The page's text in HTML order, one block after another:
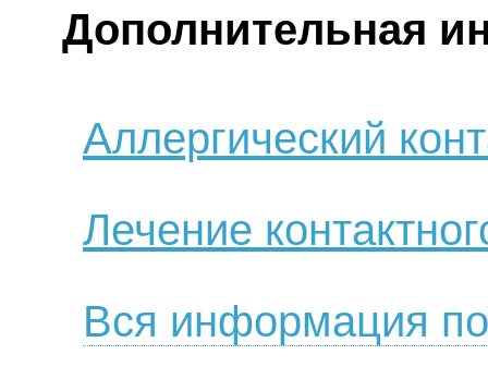
Дополнительная
Аллергический
Лечение
Вся информация